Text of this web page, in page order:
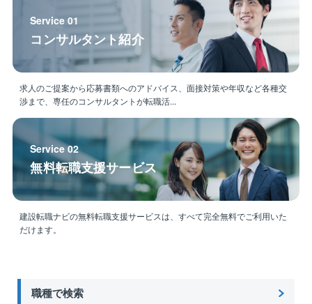
Service 01
コンサルタント紹介
求人のご提案から応募書類へのアドバイス、面接対策や年収など各種交
渉まで、専任のコンサルタントが転職活...
Service 02
無料転職支援サービス
建設転職ナビの無料転職支援サービスは、すべて完全無料でご利用いた
だけます。
職種で検索